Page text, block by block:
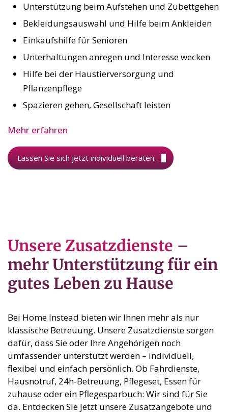
Unterstützung beim Aufstehen und Zubettgehen
Bekleidungsauswahl und Hilfe beim Ankleiden
Einkaufshilfe für Senioren
Unterhaltungen anregen und Interesse wecken
Hilfe bei der Haustierversorgung und
Pflanzenpflege
Spazieren gehen, Gesellschaft leisten
Mehr erfahren
Lassen Sie sich jetzt individuell beraten.
Unsere Zusatzdienste –
mehr Unterstützung für ein
gutes Leben zu Hause
Bei Home Instead bieten wir Ihnen mehr als nur
klassische Betreuung. Unsere Zusatzdienste sorgen
dafür, dass Sie oder Ihre Angehörigen noch
umfassender unterstützt werden – individuell,
flexibel und einfach persönlich. Ob Fahrdienste,
Hausnotruf, 24h-Betreuung, Pflegeset, Essen für
zuhause oder ein Pflegesparbuch: Wir sind für Sie
da. Entdecken Sie jetzt unsere Zusatzangebote und